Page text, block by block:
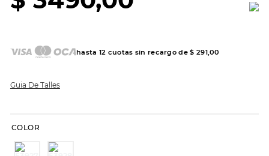
hasta 12 cuotas sin recargo de$ 291,00
Guia De Talles
COLOR